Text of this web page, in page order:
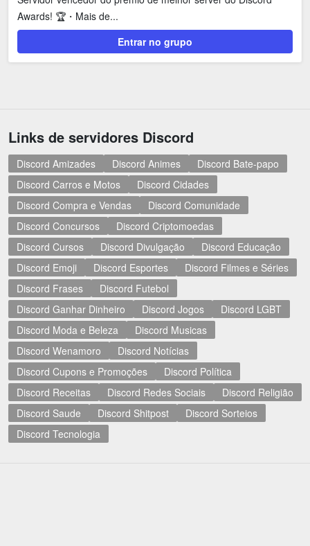
Shitpost
Sorteios e Premiações
Tecnologia
Fãs
Investimentos
Motivação e Autoajuda
Awards! 🏆・Mais de...
Entrar no grupo
Links de servidores Discord
Discord Amizades Discord Animes
Discord Bate-papo
Discord Carros e Motos
Discord Cidades
Discord Compra e Vendas
Discord Comunidade
Discord Concursos
Discord Criptomoedas
Discord Cursos
Discord Divulgação
Discord Educação
Discord Emoji
Discord Esportes
Discord Filmes e Séries
Discord Frases
Discord Futebol
Discord Ganhar Dinheiro
Discord Jogos
Discord LGBT
Discord Moda e Beleza
Discord Musicas
Discord Wenamoro
Discord Notícias
Discord Cupons e Promoções
Discord Política
Discord Receitas
Discord Redes Sociais
Discord Religião
Discord Saude
Discord Shitpost
Discord Sorteios
Discord Tecnologia